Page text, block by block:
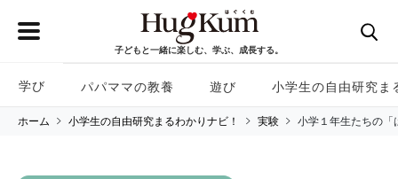
子どもと一緒に楽しむ、学ぶ、成長する。
学び パパママの教養 遊び 小学生の自由研究ま
ホーム 小学生の自由研究まるわかりナビ！ 実験 小学１年生たちの「